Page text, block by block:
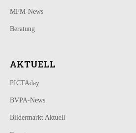
MFM-News
Beratung
AKTUELL
PICTAday
BVPA-News
Bildermarkt Aktuell